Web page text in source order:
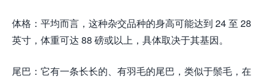
体格：平均而言，这种杂交品种的身高可能达到 24 至 28
英寸，体重可达 88 磅或以上，具体取决于其基因。
尾巴：它有一条长长的、有羽毛的尾巴，类似于鬃毛，在